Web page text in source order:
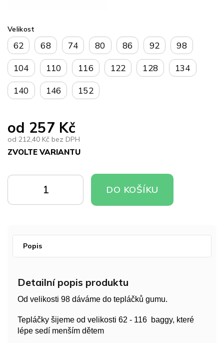
od 257 Kč
od 212,40 Kč bez DPH
ZVOLTE VARIANTU
cena:
Velikost
62 68 74 80 86 92 98
104 110 116 122 128 134
140 146 152
KOŠÍKU
KOŠÍKU
DO KOŠÍKU
Popis
Detailní popis produktu
Od velikosti 98 dáváme do tepláčků gumu.
Tepláčky šijeme od velikosti 62 - 116 baggy, které
lépe sedí menším dětem